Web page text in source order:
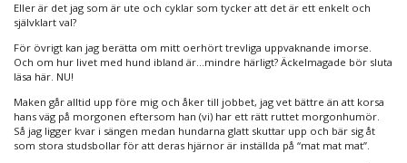
Eller är det jag som är ute och cyklar som tycker att det är ett enkelt och
självklart val?
För övrigt kan jag berätta om mitt oerhört trevliga uppvaknande imorse.
Och om hur livet med hund ibland är…mindre härligt? Äckelmagade bör sluta
läsa här. NU!
Maken går alltid upp före mig och åker till jobbet, jag vet bättre än att korsa
hans väg på morgonen eftersom han (vi) har ett rätt ruttet morgonhumör.
Så jag ligger kvar i sängen medan hundarna glatt skuttar upp och bär sig åt
som stora studsbollar för att deras hjärnor är inställda på “mat mat mat”.